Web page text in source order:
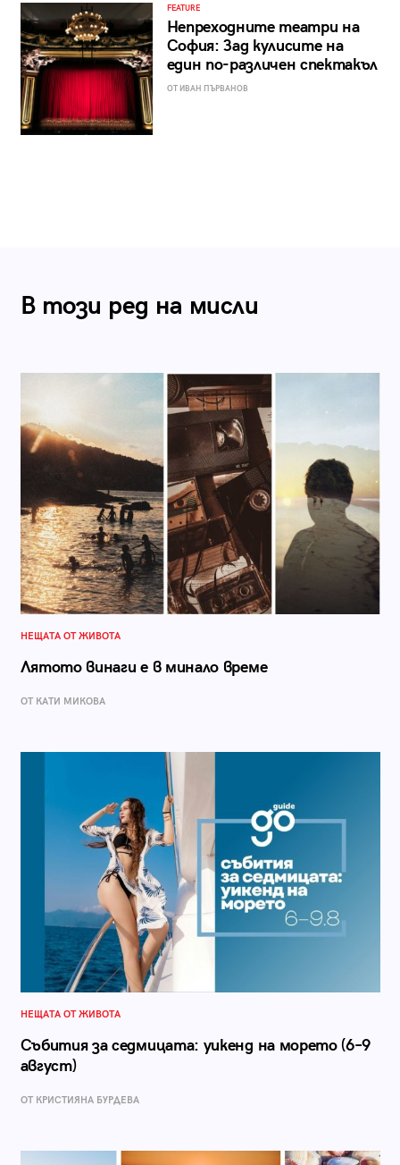
FEATURE
Непреходните театри на
София: Зад кулисите на
един по-различен спектакъл
ОТ ИВАН ПЪРВАНОВ
В този ред на мисли
НЕЩАТА ОТ ЖИВОТА
Лятото винаги е в минало време
ОТ КАТИ МИКОВА
НЕЩАТА ОТ ЖИВОТА
Събития за седмицата: уикенд на морето (6–9
август)
ОТ КРИСТИЯНА БУРДЕВА